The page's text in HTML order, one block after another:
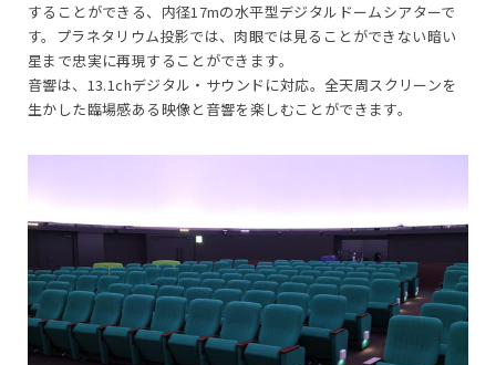
することができる、内径17mの水平型デジタルドームシアターで
す。プラネタリウム投影では、肉眼では見ることができない暗い
星まで忠実に再現することができます。
音響は、13.1chデジタル・サウンドに対応。全天周スクリーンを
生かした臨場感ある映像と音響を楽しむことができます。